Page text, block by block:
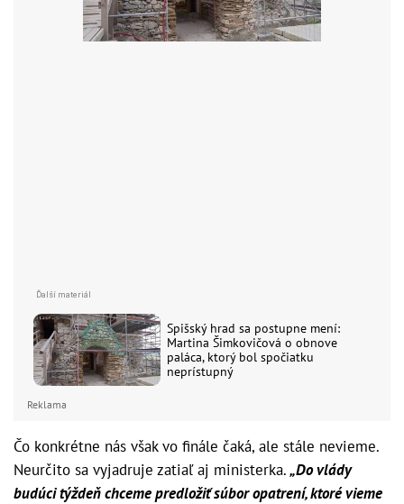
Spišský hrad sa postupne mení:
Martina Šimkovičová o obnove
paláca, ktorý bol spočiatku
neprístupný
Reklama
Čo konkrétne nás však vo finále čaká, ale stále nevieme.
Neurčito sa vyjadruje zatiaľ aj ministerka.„Do vlády
budúci týždeň chceme predložiť súbor opatrení, ktoré vieme